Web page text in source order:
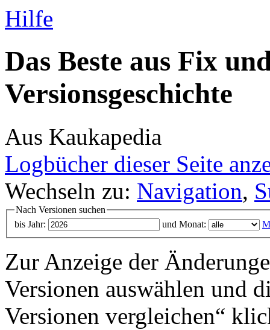
Hilfe
Das Beste aus Fix
Versionsgeschichte
Aus Kaukapedia
Logbücher dieser Seite
Wechseln zu: Navigation,
Nach Versionen suchen
bis Jahr:
und Monat:
Zur Anzeige der
Versionen auswählen und
Versionen vergleichen“